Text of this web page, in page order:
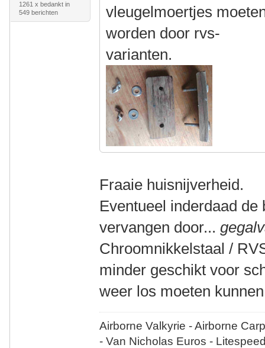
1261 x bedankt in
549 berichten
vleugelmoertjes
worden door rvs-
varianten.
Fraaie huisnijverheid.
Eventueel inderdaad
vervangen door...
Chroomnikkelstaal /
minder geschikt voor
weer los moeten
Airborne Valkyrie - Airborne
- Van Nicholas Euros -